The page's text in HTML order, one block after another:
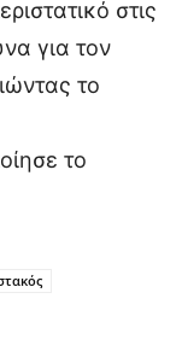
στις
για τον
το
το